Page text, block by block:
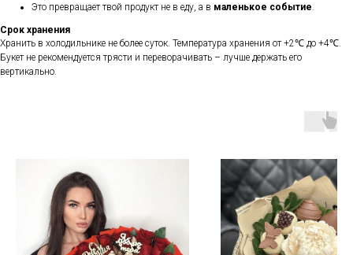
Это превращает твой продукт не в еду, а в маленькое событие.
Срок хранения
Хранить в холодильнике не более суток. Температура хранения от +2℃ до +4℃.
Букет не рекомендуется трясти и переворачивать – лучше держать его
вертикально.